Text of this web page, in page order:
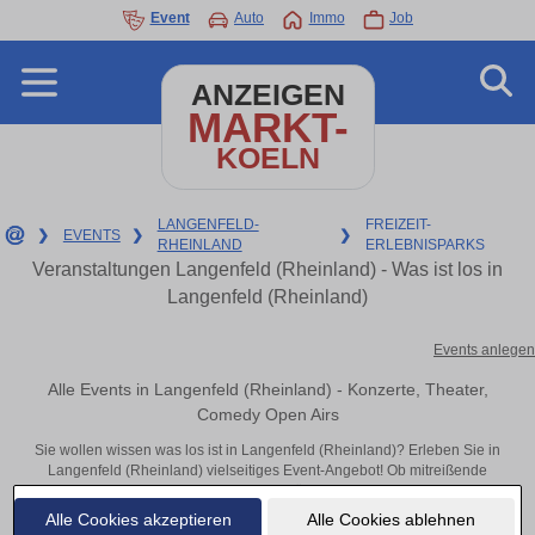
Alle Cookies akzeptieren Alle Cookies ablehnen
Event Auto Immo Job
ANZEIGEN
MARKT-
KOELN
❯ EVENTS ❯
LANGENFELD-
RHEINLAND
❯
FREIZEIT-
ERLEBNISPARKS
Veranstaltungen Langenfeld (Rheinland) - Was ist los in
Langenfeld (Rheinland)
Events anlegen
Alle Events in Langenfeld (Rheinland) - Konzerte, Theater,
Comedy Open Airs
Sie wollen wissen was los ist in Langenfeld (Rheinland)? Erleben Sie in
Langenfeld (Rheinland) vielseitiges Event-Angebot! Ob mitreißende
Konzerte, inspirierende Theateraufführungen oder aufregende
Veranstaltungen in Langenfeld (Rheinland) – hier finden alles im Überblick